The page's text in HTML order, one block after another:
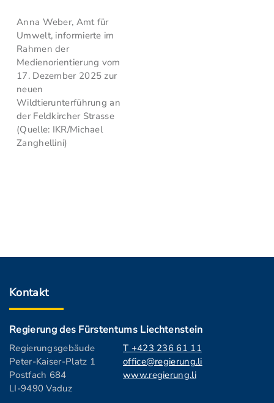
Anna Weber, Amt für
Umwelt, informierte im
Rahmen der
Medienorientierung vom
17. Dezember 2025 zur
neuen
Wildtierunterführung an
der Feldkircher Strasse
(Quelle: IKR/Michael
Zanghellini)
Kontakt
Regierung des Fürstentums Liechtenstein
Regierungsgebäude
Peter-Kaiser-Platz 1
Postfach 684
LI-9490 Vaduz
T +423 236 61 11
office@regierung.li
www.regierung.li